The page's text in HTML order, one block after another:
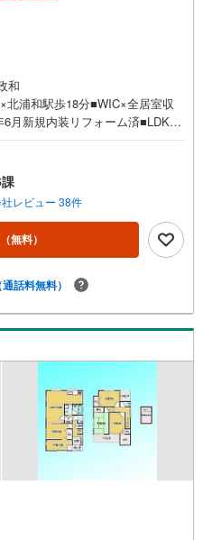
和
浦和駅歩18分■WIC×全居室収
月新規内装リフォーム済■LDK1
問い合わせがスムーズにご案内
絡下さい！東宝ハウスライフソ
東宝ハウス浦和 特別提携金利
住宅ローン■変動金利全期間引下
優遇割の最大適用《0.89％》と
比較借入金4000万円返済期間35
HOUSE CLUBで生涯の安心
けサポート、Club Offプレミアム
います
レビュー 38件
（無料）
通話料無料）